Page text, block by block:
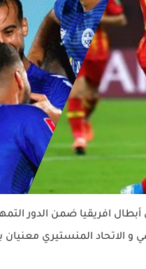
أبطال افريقيا ضمن الدور
و الاتحاد المنستيري معنيان